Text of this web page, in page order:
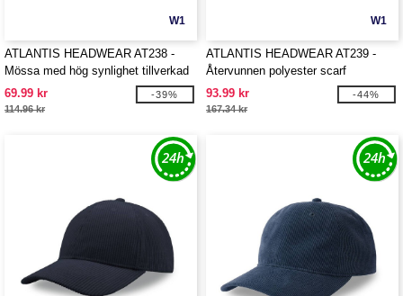
W1
ATLANTIS HEADWEAR AT238 -
Mössa med hög synlighet tillverkad
av återvunnen polyester
69.99 kr
114.96 kr
-39%
W1
ATLANTIS HEADWEAR AT239 -
Återvunnen polyester scarf
93.99 kr
167.34 kr
-44%